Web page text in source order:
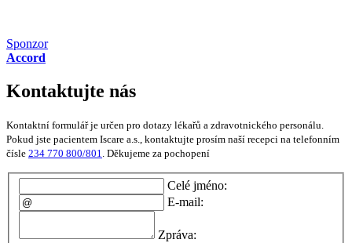
Sponzor
Accord
Kontaktujte nás
Kontaktní formulář je určen pro dotazy lékařů a zdravotnického personálu.
Pokud jste pacientem Iscare a.s., kontaktujte prosím naší recepci na telefonním
čísle 234 770 800/801 . Děkujeme za pochopení
Celé jméno:
E-mail:
Zpráva: